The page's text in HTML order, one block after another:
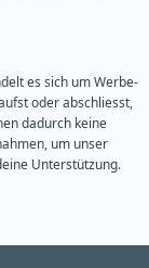
es sich um Werbe-
oder abschliesst,
dadurch keine
um unser
Unterstützung.